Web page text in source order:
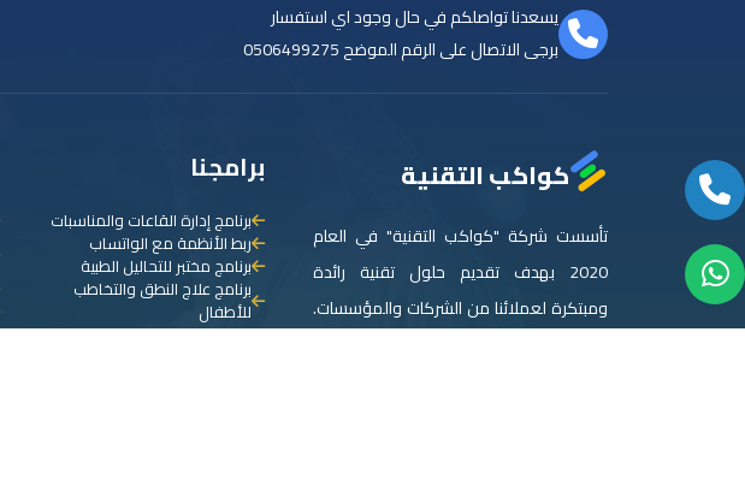
يسعدنا تواصلكم في حال وجود اي استفسار
برجى الاتصال على الرقم الموضح0506499275
كواكب التقنية
تأسست شركة "كواكب التقنية" في العام
2020 بهدف تقديم حلول تقنية رائدة
ومبتكرة لعملائنا من الشركات والمؤسسات.
برامجنا
برنامج إدارة القاعات والمناسبات
ربط الأنظمة مع الواتساب
برنامج مختبر للتحاليل الطبية
برنامج علاج النطق والتخاطب
للأطفال
الربط مع هيئة الزكاة والدخل